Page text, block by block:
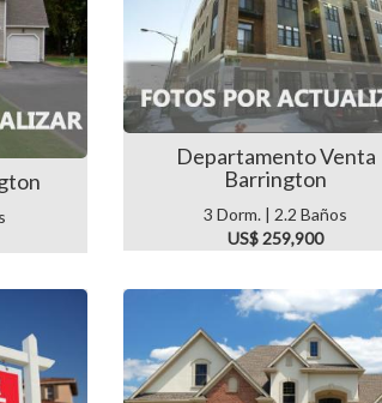
Departamento Venta
Barrington
3 Dorm. | 2.2 Baños
US$ 259,900